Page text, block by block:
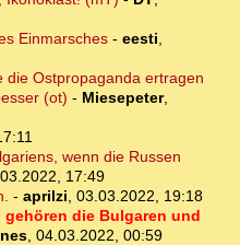
Einmarsches- eesti,
die Ostpropaganda ertragen
(ot) - Miesepeter,
wenn die Russen
17:49
- aprilzi, 03.03.2022, 19:18
gehören die Bulgaren und
, 04.03.2022, 00:59